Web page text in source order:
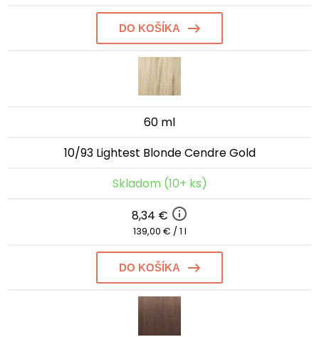
DO KOŠÍKA
60 ml
10/93 Lightest Blonde Cendre Gold
Skladom (10+ ks)
8,34 €
139,00 € / 1 l
DO KOŠÍKA